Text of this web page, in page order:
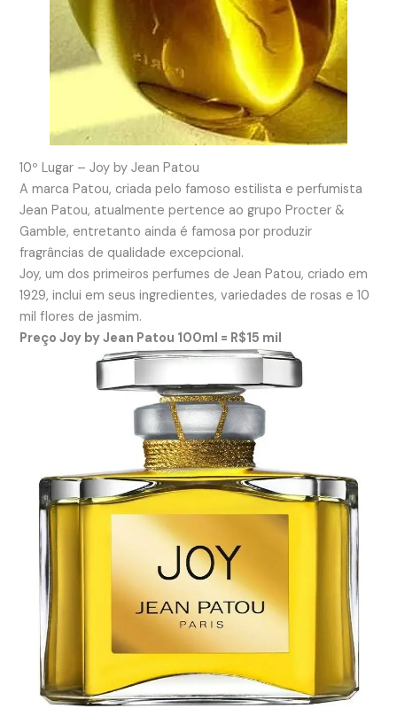
10º Lugar – Joy by Jean Patou
A marca Patou, criada pelo famoso estilista e perfumista
Jean Patou, atualmente pertence ao grupo Procter &
Gamble, entretanto ainda é famosa por produzir
fragrâncias de qualidade excepcional.
Joy, um dos primeiros perfumes de Jean Patou, criado em
1929, inclui em seus ingredientes, variedades de rosas e 10
mil flores de jasmim.
Preço Joy by Jean Patou 100ml = R$15 mil